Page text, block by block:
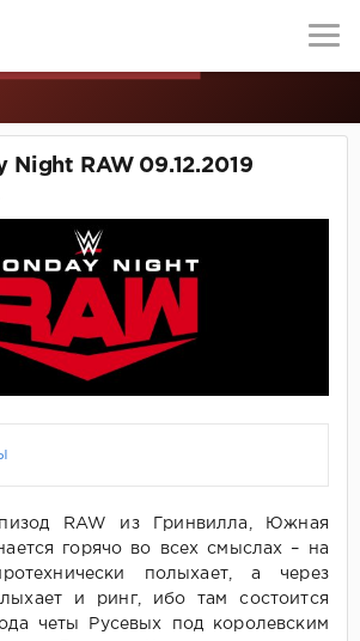
Night RAW 09.12.2019
RAW из Гринвилла, Южная
горячо во всех смыслах – на
полыхает, а через
и ринг, ибо там состоится
четы Русевых под королевским